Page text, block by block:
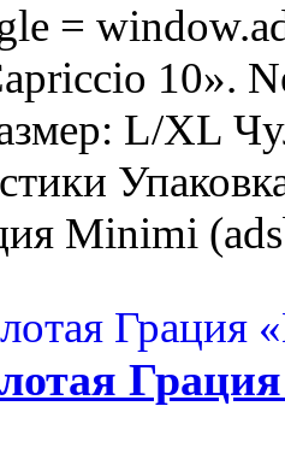
=
10».
L/XL
Minimi